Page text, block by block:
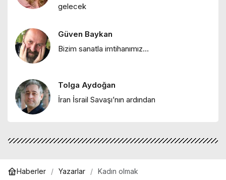
"Deniz değişirken: 2025’ten 2026’ya bir
Hakan Reyhan
Melike Esra Karayel
gelecek
Güven Baykan
Bizim sanatla imtihanımız…
Tolga Aydoğan
İran İsrail Savaşı’nın ardından
Haberler Yazarlar Kadın olmak